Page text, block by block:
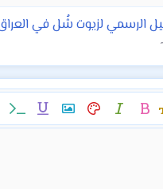
الرسمي لزيوت شُل في
الخط
غامق مائل لون النصإدراج صورةمسطركود